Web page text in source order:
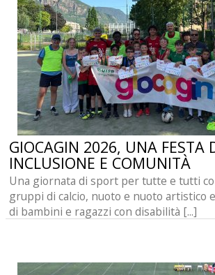
GIOCAGIN 2026, UNA FESTA
INCLUSIONE E COMUNITÀ
Una giornata di sport per tutte e tutti
gruppi di calcio, nuoto e nuoto artistico
di bambini e ragazzi con disabilità [...]